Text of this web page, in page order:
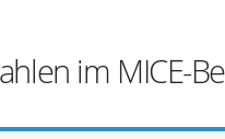
im MICE-